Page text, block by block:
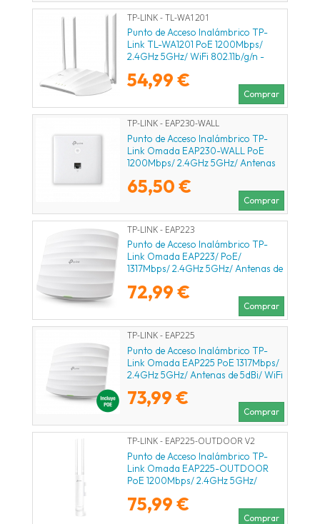
TP-LINK - TL-WA1201
Punto de Acceso Inalámbrico TP-
Link TL-WA1201 PoE 1200Mbps/
2.4GHz 5GHz/ WiFi 802.11b/g/n -
54,99 €
Comprar
TP-LINK - EAP230-WALL
Punto de Acceso Inalámbrico TP-
Link Omada EAP230-WALL PoE
1200Mbps/ 2.4GHz 5GHz/ Antenas
65,50 €
Comprar
TP-LINK - EAP223
Punto de Acceso Inalámbrico TP-
Link Omada EAP223/ PoE/
1317Mbps/ 2.4GHz 5GHz/ Antenas de
72,99 €
Comprar
TP-LINK - EAP225
Punto de Acceso Inalámbrico TP-
Link Omada EAP225 PoE 1317Mbps/
2.4GHz 5GHz/ Antenas de 5dBi/ WiFi
73,99 €
Comprar
TP-LINK - EAP225-OUTDOOR V2
Punto de Acceso Inalámbrico TP-
Link Omada EAP225-OUTDOOR
PoE 1200Mbps/ 2.4GHz 5GHz/
802.11ac/n/b/g/a
75,99 €
Comprar